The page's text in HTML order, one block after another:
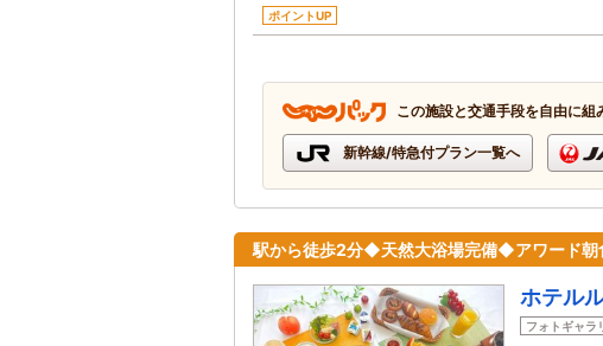
ポイントUP
この施設と交通手段を自由に
新幹線/特急付プラン一覧へ
駅から徒歩2分◆天然大浴場完備◆アワード
ホテル
フォトギャラ